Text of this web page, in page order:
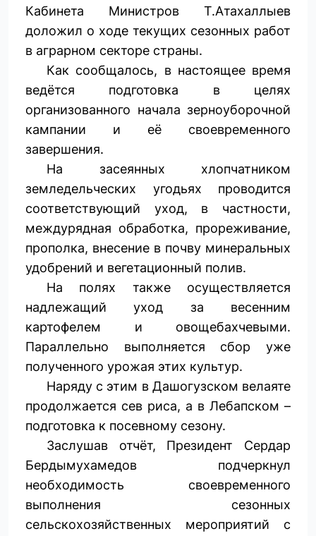
Кабинета Министров Т.Атахаллыев
доложил о ходе текущих сезонных работ
в аграрном секторе страны.
Как сообщалось, в настоящее время
ведётся подготовка в целях
организованного начала зерноуборочной
кампании и её своевременного
завершения.
На засеянных хлопчатником
земледельческих угодьях проводится
соответствующий уход, в частности,
междурядная обработка, прореживание,
прополка, внесение в почву минеральных
удобрений и вегетационный полив.
На полях также осуществляется
надлежащий уход за весенним
картофелем и овощебахчевыми.
Параллельно выполняется сбор уже
полученного урожая этих культур.
Наряду с этим в Дашогузском велаяте
продолжается сев риса, а в Лебапском –
подготовка к посевному сезону.
Заслушав отчёт, Президент Сердар
Бердымухамедов подчеркнул
необходимость своевременного
выполнения сезонных
сельскохозяйственных мероприятий с